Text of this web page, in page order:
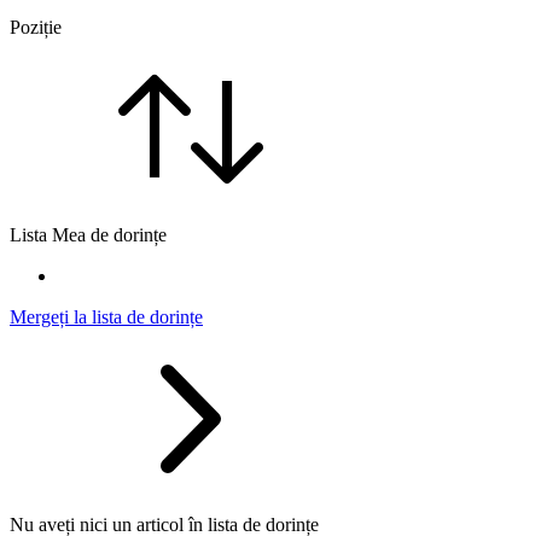
Poziție
Lista Mea de dorințe
Mergeți la lista de dorințe
Nu aveți nici un articol în lista de dorințe